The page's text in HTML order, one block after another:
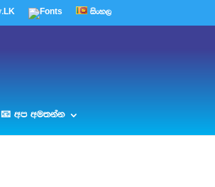
සිංහල
📧 අප අමතන්න